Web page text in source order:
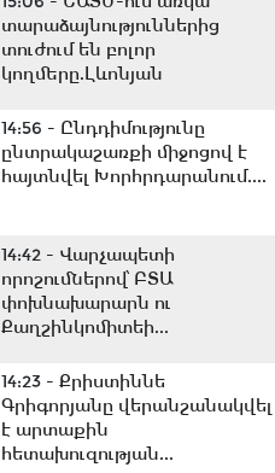
տարաձայնություններից
տուժում են բոլոր
կողմերը.Լևոնյան
14:56 - Ընդդիմությունը
ընտրակաշառքի միջոցով է
հայտնվել Խորհրդարանում....
14:42 - Վարչապետի
որոշումներով՝ ԲՏԱ
փոխնախարարն ու
Քաղշինկոմիտեի...
14:23 - Քրիստիննե
Գրիգորյանը վերանշանակվել
է արտաքին
հետախուզության...